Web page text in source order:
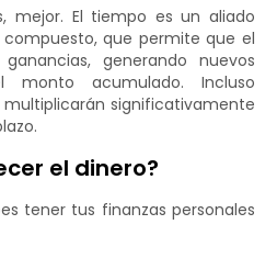
mejor. El tiempo es un aliado
que permite que el
generando nuevos
acumulado. Incluso
significativamente
el dinero?
tener tus finanzas personales